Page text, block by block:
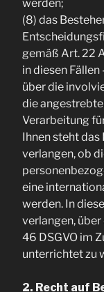
werden;
(8) das
gemäß Art. 22
in diesen
über die
die
Verarbeitung
Ihnen steht das
verlangen, ob
eine
werden. In
verlangen,
46 DSGVO im
unterrichtet zu
2. Recht auf